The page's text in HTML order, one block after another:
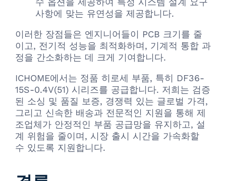
사항에 맞는 유연성을 제공합니다.
이러한 장점들은 엔지니어들이 PCB 크기를 줄
이고, 전기적 성능을 최적화하며, 기계적 통합 과
정을 간소화하는 데 크게 기여합니다.
ICHOME에서는 정품 히로세 부품, 특히 DF36-
15S-0.4V(51) 시리즈를 공급합니다. 저희는 검증
된 소싱 및 품질 보증, 경쟁력 있는 글로벌 가격,
그리고 신속한 배송과 전문적인 지원을 통해 제
조업체가 안정적인 부품 공급망을 유지하고, 설
계 위험을 줄이며, 시장 출시 시간을 가속화할
수 있도록 지원합니다.